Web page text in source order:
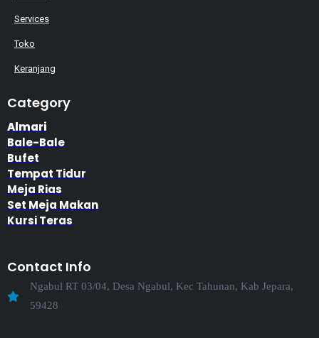
Services
Toko
Keranjang
Category
Almari
Bale-Bale
Bufet
Tempat Tidur
Meja Rias
Set Meja Makan
Kursi Teras
Contact Info
Ngabul RT 03/04, Desa Ngabul, Kec Tahunan, Kab Jepara,
59428